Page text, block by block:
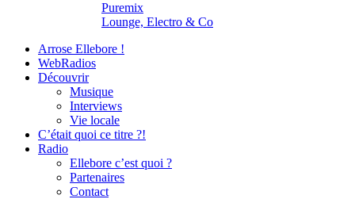
Puremix
Lounge, Electro & Co
Arrose Ellebore !
WebRadios
Découvrir
Musique
Interviews
Vie locale
C’était quoi ce titre ?!
Radio
Ellebore c’est quoi ?
Partenaires
Contact